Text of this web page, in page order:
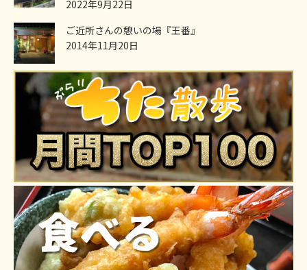
2022年9月22日
ご近所さんの憩いの場『王番』
2014年11月20日